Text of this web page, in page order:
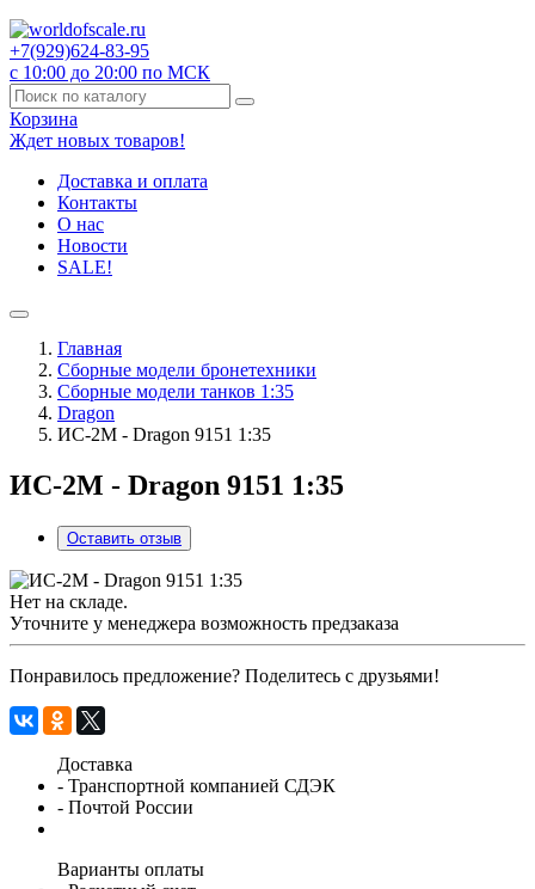
+7(929)624-83-95
с 10:00 до 20:00 по МСК
Корзина
Ждет новых товаров!
Доставка и оплата
Контакты
О нас
Новости
SALE!
Главная
Сборные модели бронетехники
Сборные модели танков 1:35
Dragon
ИС-2М - Dragon 9151 1:35
ИС-2М - Dragon 9151 1:35
Оставить отзыв
Нет на складе.
Уточните у менеджера возможность предзаказа
Понравилось предложение? Поделитесь с друзьями!
Доставка
- Транспортной компанией СДЭК
- Почтой России
Варианты оплаты